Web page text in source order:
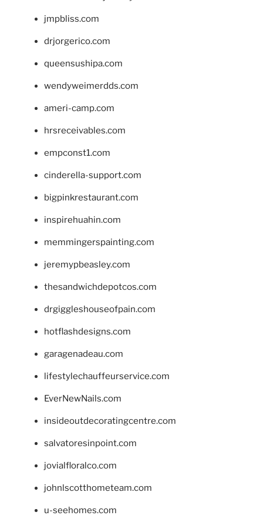
jmpbliss.com
drjorgerico.com
queensushipa.com
wendyweimerdds.com
ameri-camp.com
hrsreceivables.com
empconst1.com
cinderella-support.com
bigpinkrestaurant.com
inspirehuahin.com
memmingerspainting.com
jeremypbeasley.com
thesandwichdepotcos.com
drgiggleshouseofpain.com
hotflashdesigns.com
garagenadeau.com
lifestylechauffeurservice.com
EverNewNails.com
insideoutdecoratingcentre.com
salvatoresinpoint.com
jovialfloralco.com
johnlscotthometeam.com
u-seehomes.com